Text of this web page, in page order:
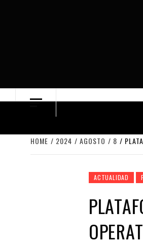
HOME 2024 AGOSTO 8
ACTUALIDAD